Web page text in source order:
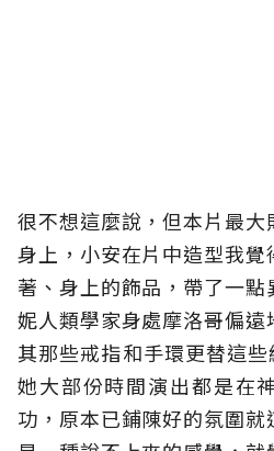
很不想這麼說，但本片最
身上，小安在片中造型我
著、身上的飾品，帶了一
妮人類學家身處摩洛哥偏
其那些戒指和手環更替這
她大部份時間演出都是在
功，原本已鋪陳好的氛圍